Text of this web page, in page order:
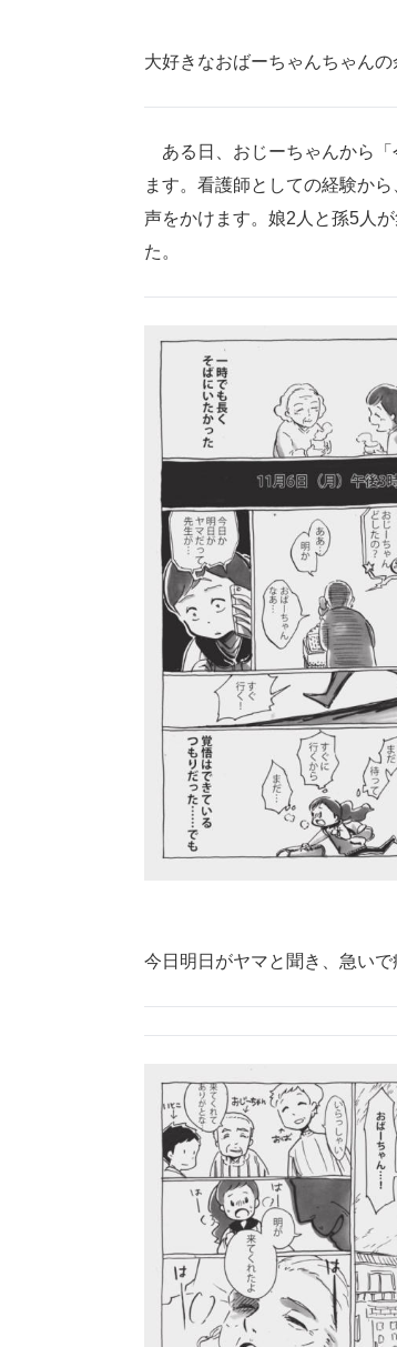
大好きなおばーちゃんちゃん
ある日、おじーちゃんから「
ます。看護師としての経験か
声をかけます。娘2人と孫5人
た。
今日明日がヤマと聞き、急いで